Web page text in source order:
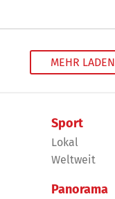
MEHR LADEN
Sport
Lokal
Weltweit
Panorama